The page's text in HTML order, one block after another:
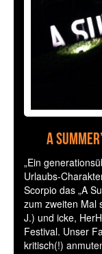
A
„Ein
Urlaubs-
Scorpio das „A
zum zweiten Mal
J.) und icke,
Festival. Unser
kritisch(!)